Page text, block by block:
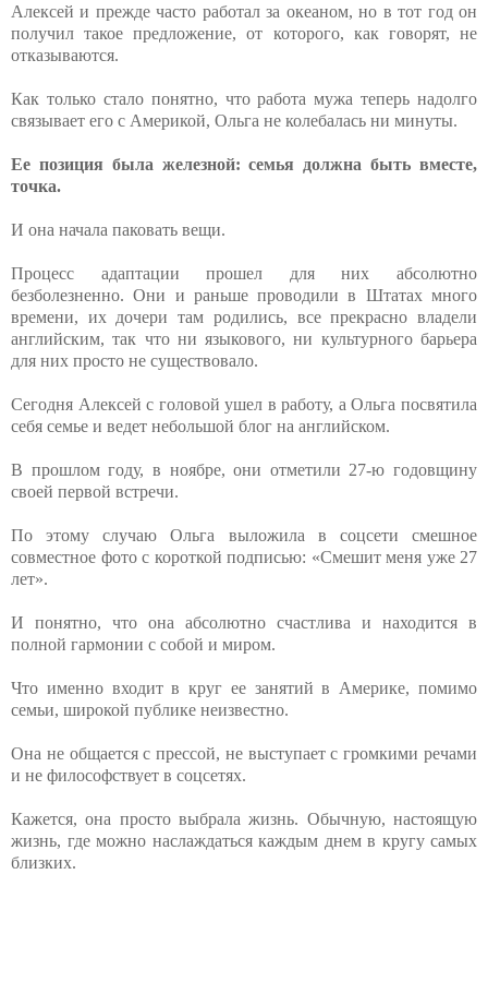
Алексей и прежде часто работал за океаном, но в тот год он
получил такое предложение, от которого, как говорят, не
отказываются.
Как только стало понятно, что работа мужа теперь надолго
связывает его с Америкой, Ольга не колебалась ни минуты.
Ее позиция была железной: семья должна быть вместе,
точка.
И она начала паковать вещи.
Процесс адаптации прошел для них абсолютно
безболезненно. Они и раньше проводили в Штатах много
времени, их дочери там родились, все прекрасно владели
английским, так что ни языкового, ни культурного барьера
для них просто не существовало.
Сегодня Алексей с головой ушел в работу, а Ольга посвятила
себя семье и ведет небольшой блог на английском.
В прошлом году, в ноябре, они отметили 27-ю годовщину
своей первой встречи.
По этому случаю Ольга выложила в соцсети смешное
совместное фото с короткой подписью: «Смешит меня уже 27
лет».
И понятно, что она абсолютно счастлива и находится в
полной гармонии с собой и миром.
Что именно входит в круг ее занятий в Америке, помимо
семьи, широкой публике неизвестно.
Она не общается с прессой, не выступает с громкими речами
и не философствует в соцсетях.
Кажется, она просто выбрала жизнь. Обычную, настоящую
жизнь, где можно наслаждаться каждым днем в кругу самых
близких.